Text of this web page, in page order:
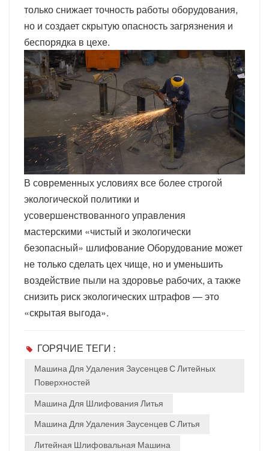
только снижает точность работы оборудования,
но и создает скрытую опасность загрязнения и
беспорядка в цехе.
В современных условиях все более строгой
экологической политики и
усовершенствованного управления
мастерскими «чистый и экологически
безопасный» шлифованиеОборудование может
не только сделать цех чище, но и уменьшить
воздействие пыли на здоровье рабочих, а также
снизить риск экологических штрафов — это
«скрытая выгода».
ГОРЯЧИЕ ТЕГИ :
Машина Для Удаления Заусенцев С Литейных
Поверхностей
Машина Для Шлифования Литья
Машина Для Удаления Заусенцев С Литья
Литейная Шлифовальная Машина